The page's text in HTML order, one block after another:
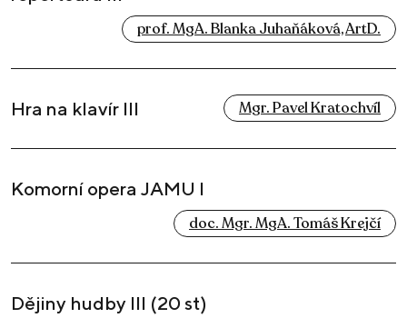
prof. MgA. Blanka Juhaňáková, ArtD.
Hra na klavír III Mgr. Pavel Kratochvíl
Komorní opera JAMU I
doc. Mgr. MgA. Tomáš Krejčí
Dějiny hudby III (20 st)